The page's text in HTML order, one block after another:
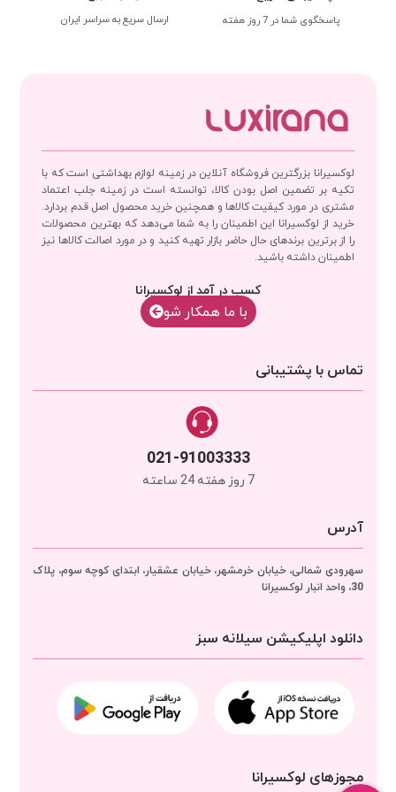
پاسخگوی شما در 7 روز هفته ارسال سریع به سراسر ایران
لوکسیرانا بزرگترین فروشگاه آنلاین در زمینه لوازم بهداشتی است که با
تکیه بر تضمین اصل بودن کالا، توانسته است در زمینه جلب اعتماد
مشتری در مورد کیفیت کالاها و همچنین خرید محصول اصل قدم بردارد.
خرید از لوکسیرانا این اطمینان را به شما می‌دهد که بهترین محصولات
را از برترین برندهای حال حاضر بازار تهیه کنید و در مورد اصالت کالاها نیز
اطمینان داشته باشید.
کسب در آمد از لوکسیرانا
با‌‌ ما همکار شو
تماس با پشتیبانی
021-91003333
7 روز هفته 24 ساعته
آدرس
سهرودی شمالی، خیابان خرمشهر، خیابان عشقیار، ابتدای کوچه سوم، پلاک
30، واحد انبار
لوکسیرانا
دانلود اپلیکیشن سیلانه سبز
مجوزهای لوکسیرانا